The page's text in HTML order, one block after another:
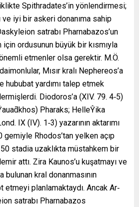
Spithradates’in yönlendirmesi;
ve iyi bir askeri donanıma sahip
satrabı Pharnabazos’un
için ordusunun büyük bir kısmıyla
etmenler olsa gerektir. M.Ö.
Mısır kralı Nephereos’a
hububat yardımı talep etmek
Diodoros’a (XIV. 79. 4‐5)
Pharaks; HelleŶika
IX (IV). 1‐3) yazarının aktarımı
gemiyle Rhodos’tan yelken açıp
stadia uzaklıkta müstahkem bir
attı. Zira Kaunos’u kuşatmayı ve
bulunan kral donanmasının
etmeyi planlamaktaydı. Ancak Ar‐
satrabı Pharnabazos